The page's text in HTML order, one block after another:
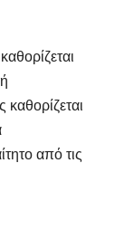
από τις